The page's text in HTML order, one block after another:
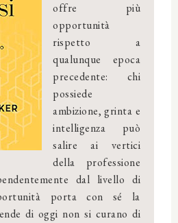
offre più
opportunità
rispetto a
qualunque epoca
precedente: chi
possiede
ambizione, grinta e
intelligenza può
salire ai vertici
della professione
dal livello di
porta con sé la
di oggi non si curano di